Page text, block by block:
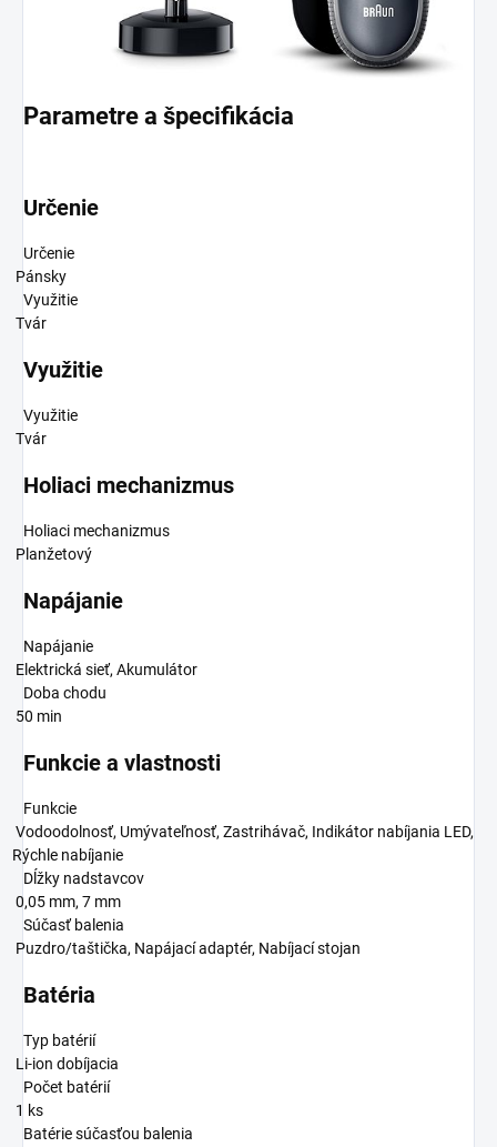
Parametre a špecifikácia
Určenie
Určenie
Pánsky
Využitie
Tvár
Využitie
Využitie
Tvár
Holiaci mechanizmus
Holiaci mechanizmus
Planžetový
Napájanie
Napájanie
Elektrická sieť, Akumulátor
Doba chodu
50 min
Funkcie a vlastnosti
Funkcie
Vodoodolnosť, Umývateľnosť, Zastrihávač, Indikátor nabíjania LED,
Rýchle nabíjanie
Dĺžky nadstavcov
0,05 mm, 7 mm
Súčasť balenia
Puzdro/taštička, Napájací adaptér, Nabíjací stojan
Batéria
Typ batérií
Li-ion dobíjacia
Počet batérií
1 ks
Batérie súčasťou balenia